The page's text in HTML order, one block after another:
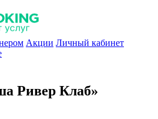
Акции Личный кабинет
Ривер Клаб»